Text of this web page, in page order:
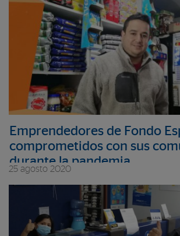
Emprendedores de Fondo
comprometidos con sus
durante la pandemia
25 agosto 2020